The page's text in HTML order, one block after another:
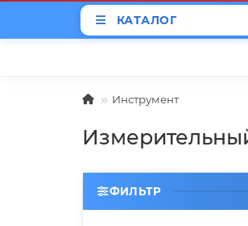
КАТАЛОГ
Инструмент
ФИЛЬТР